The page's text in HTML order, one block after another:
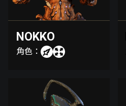
NOKKO
角色：